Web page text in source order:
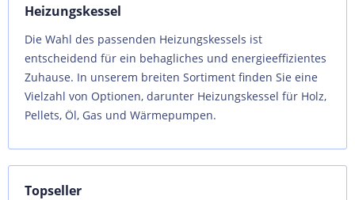
Heizungskessel
Die Wahl des passenden Heizungskessels ist
entscheidend für ein behagliches und energieeffizientes
Zuhause. In unserem breiten Sortiment finden Sie eine
Vielzahl von Optionen, darunter Heizungskessel für Holz,
Pellets, Öl, Gas und Wärmepumpen.
Topseller